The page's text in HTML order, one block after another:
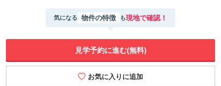
気になる 物件の特徴 も現地で確認！
見学予約に進む(無料)